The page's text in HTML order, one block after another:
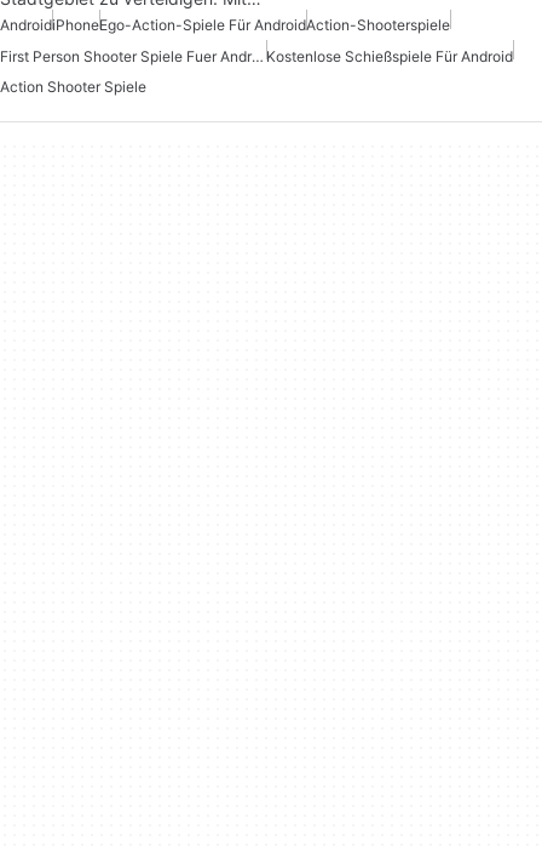
AndroidiPhoneEgo-Action-Spiele Für AndroidAction-Shooterspiele
First Person Shooter Spiele Fuer Android Kostenlose Schießspiele Für Android
Action Shooter Spiele